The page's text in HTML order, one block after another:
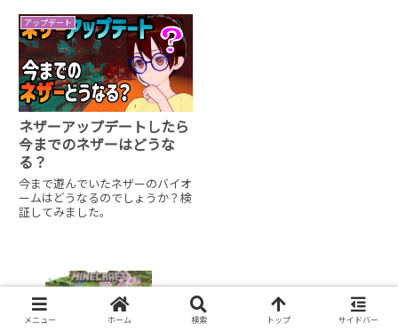
アップデート
ネザーアップデートしたら
今までのネザーはどうな
る？
今まで遊んでいたネザーのバイオ
ームはどうなるのでしょうか？検
証してみました。
【マイクラ】桜バイオームをチャンクリ
セットで生成する【Minecraft/JAVA】
メニュー ホーム 検索 トップ サイドバー